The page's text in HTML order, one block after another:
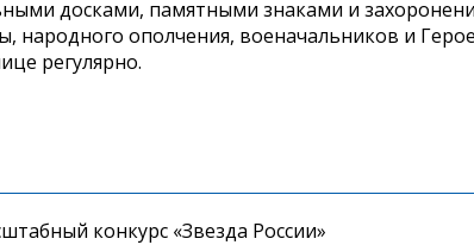
досками, памятными знаками и
народного ополчения, военачальников и
регулярно.
конкурс «Звезда России»